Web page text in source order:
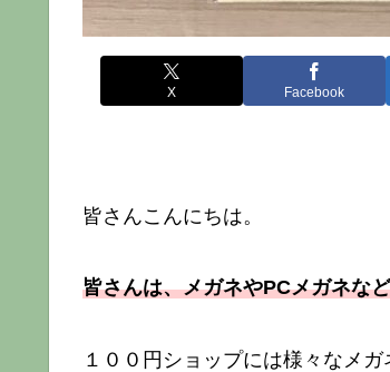
X Facebook
皆さんこんにちは。
皆さんは、メガネやPCメガネな
１００円ショップには様々なメ